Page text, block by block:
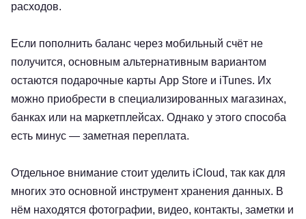
расходов.
Если пополнить баланс через мобильный счёт не
получится, основным альтернативным вариантом
остаются подарочные карты App Store и iTunes. Их
можно приобрести в специализированных магазинах,
банках или на маркетплейсах. Однако у этого способа
есть минус — заметная переплата.
Отдельное внимание стоит уделить iCloud, так как для
многих это основной инструмент хранения данных. В
нём находятся фотографии, видео, контакты, заметки и